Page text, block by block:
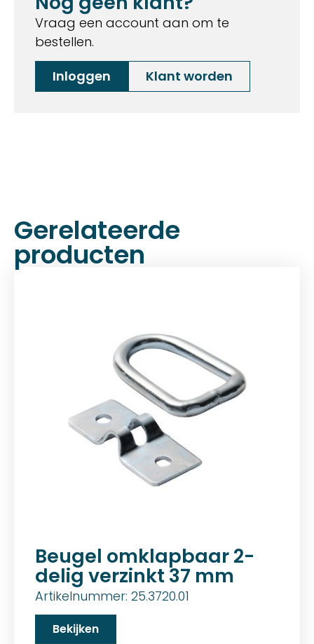
Vraag een account aan om te
bestellen.
Inloggen
Klant worden
Gerelateerde
producten
Beugel omklapbaar 2-
delig verzinkt 37 mm
Artikelnummer: 25.3720.01
Bekijken